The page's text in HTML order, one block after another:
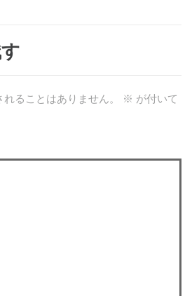
ることはありません。 ※ が付いて